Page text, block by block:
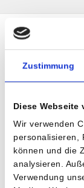
Zustimmung
Diese Webseite
Wir verwenden
personalisieren,
können und die
analysieren.
Verwendung